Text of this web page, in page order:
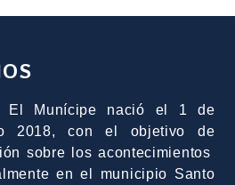
El Munícipe nació el 1 de
2018, con el objetivo de
sobre los acontecimientos
en el municipio Santo